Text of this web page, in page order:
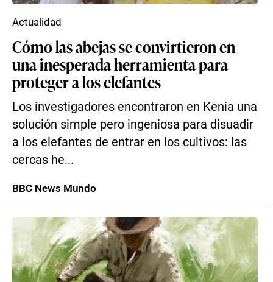
Cómo las abejas se convirtieron en
una inesperada herramienta para
proteger a los elefantes
Los investigadores encontraron en Kenia una
solución simple pero ingeniosa para disuadir
a los elefantes de entrar en los cultivos: las
cercas he...
Actualidad
BBC News Mundo